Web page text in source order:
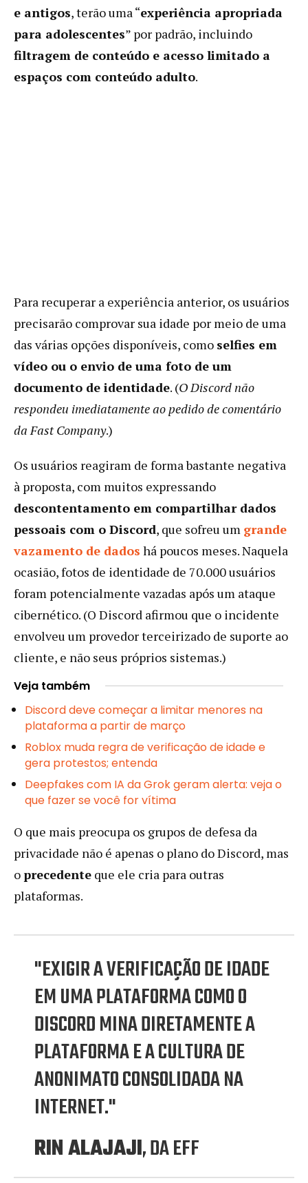
e antigos, terão uma “experiência apropriada
para adolescentes” por padrão, incluindo
filtragem de conteúdo e acesso limitado a
espaços com conteúdo adulto.
Para recuperar a experiência anterior, os usuários
precisarão comprovar sua idade por meio de uma
das várias opções disponíveis, como selfies em
vídeo ou o envio de uma foto de um
documento de identidade. (O Discord não
respondeu imediatamente ao pedido de comentário
da Fast Company.)
Os usuários reagiram de forma bastante negativa
à proposta, com muitos expressando
descontentamento em compartilhar dados
pessoais com o Discord, que sofreu um grande
vazamento de dados há poucos meses. Naquela
ocasião, fotos de identidade de 70.000 usuários
foram potencialmente vazadas após um ataque
cibernético. (O Discord afirmou que o incidente
envolveu um provedor terceirizado de suporte ao
cliente, e não seus próprios sistemas.)
Veja também
Discord deve começar a limitar menores na
plataforma a partir de março
Roblox muda regra de verificação de idade e
gera protestos; entenda
Deepfakes com IA da Grok geram alerta: veja o
que fazer se você for vítima
O que mais preocupa os grupos de defesa da
privacidade não é apenas o plano do Discord, mas
o precedente que ele cria para outras
plataformas.
"EXIGIR A VERIFICAÇÃO DE IDADE
EM UMA PLATAFORMA COMO O
DISCORD MINA DIRETAMENTE A
PLATAFORMA E A CULTURA DE
ANONIMATO CONSOLIDADA NA
INTERNET."
RIN ALAJAJI, DA EFF